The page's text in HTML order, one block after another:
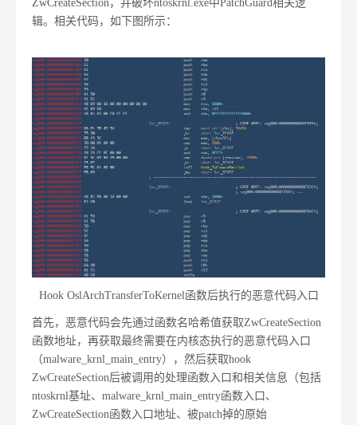
ZwCreateSection，并破坏ntoskrnl.exe中PatchGuard相关逻
辑。相关代码，如下图所示：
Hook OslArchTransferToKernel函数后执行的恶意代码入口
首先，恶意代码会先通过函数名哈希值获取ZwCreateSection
函数地址，再获取最终需要在内核态执行的恶意代码入口
（malware_krnl_main_entry），然后获取hook
ZwCreateSection后被调用的处理函数入口和相关信息（包括
ntoskrnl基址、malware_krnl_main_entry函数入口、
ZwCreateSection函数入口地址、被patch掉的原始